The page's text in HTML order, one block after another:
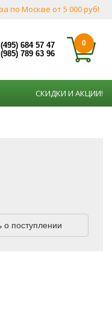
по Москве от 5 000 руб!
684 57 47
789 63 96
0
СКИДКИ И АКЦИИ!
о поступлении